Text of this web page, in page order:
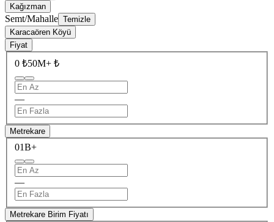
Kağızman
Semt/Mahalle Temizle
Karacaören Köyü
Fiyat
0 ₺50M+ ₺
—
Metrekare
01B+
—
Metrekare Birim Fiyatı